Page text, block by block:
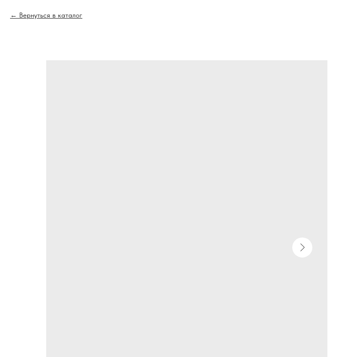
Вернуться в каталог